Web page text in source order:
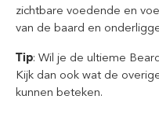
zichtbare voedende en
van de baard en
Tip: Wil je de ultieme
Kijk dan ook wat de
kunnen beteken.